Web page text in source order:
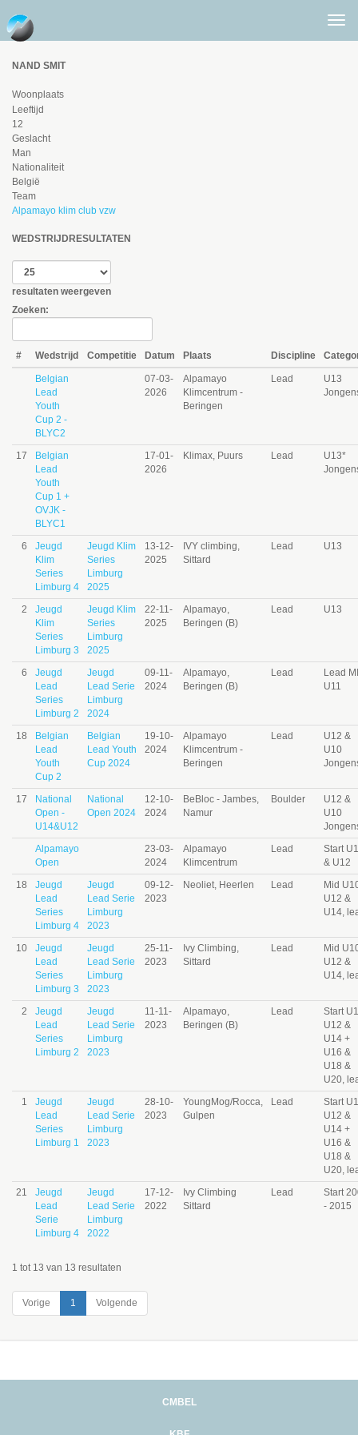
NAND SMIT
Woonplaats
Leeftijd
12
Geslacht
Man
Nationaliteit
België
Team
Alpamayo klim club vzw
WEDSTRIJDRESULTATEN
resultaten weergeven
Zoeken:
# Wedstrijd Competitie Datum Plaats Discipline
Belgian
Lead
Youth
Cup 2 -
BLYC2
07-03-
2026
Alpamayo
Klimcentrum -
Beringen
Lead
U13
17
Belgian
Lead
Youth
Cup 1 +
OVJK -
BLYC1
17-01-
2026
Klimax, Puurs Lead
U13*
6
Jeugd
Klim
Series
Limburg 4
Jeugd Klim
Series
Limburg
2025
13-12-
2025
IVY climbing,
Sittard
Lead U13
2
Jeugd
Klim
Series
Limburg 3
Jeugd Klim
Series
Limburg
2025
22-11-
2025
Alpamayo,
Beringen (B)
Lead U13
6
Jeugd
Lead
Series
Limburg 2
Jeugd
Lead Serie
Limburg
2024
09-11-
2024
Alpamayo,
Beringen (B)
Lead
Lead
U11
18
Belgian
Lead
Youth
Cup 2
Belgian
Lead Youth
Cup 2024
19-10-
2024
Alpamayo
Klimcentrum -
Beringen
Lead
U12 &
U10
17
National
Open -
U14&U12
National
Open 2024
12-10-
2024
BeBloc - Jambes,
Namur
Boulder
U12 &
U10
Alpamayo
Open
23-03-
2024
Alpamayo
Klimcentrum
Lead
Start
& U12
18
Jeugd
Lead
Series
Limburg 4
Jeugd
Lead Serie
Limburg
2023
09-12-
2023
Neoliet, Heerlen Lead
Mid
U12 &
U14,
10
Jeugd
Lead
Series
Limburg 3
Jeugd
Lead Serie
Limburg
2023
25-11-
2023
Ivy Climbing,
Sittard
Lead
Mid
U12 &
U14,
2
Jeugd
Lead
Series
Limburg 2
Jeugd
Lead Serie
Limburg
2023
11-11-
2023
Alpamayo,
Beringen (B)
Lead
Start
U12 &
U14 +
U16 &
U18 &
U20,
1
Jeugd
Lead
Series
Limburg 1
Jeugd
Lead Serie
Limburg
2023
28-10-
2023
YoungMog/Rocca,
Gulpen
Lead
Start
U12 &
U14 +
U16 &
U18 &
U20,
21
Jeugd
Lead
Serie
Limburg 4
Jeugd
Lead Serie
Limburg
2022
17-12-
2022
Ivy Climbing
Sittard
Lead
Start
- 2015
1 tot 13 van 13 resultaten
Vorige 1 Volgende
CMBEL